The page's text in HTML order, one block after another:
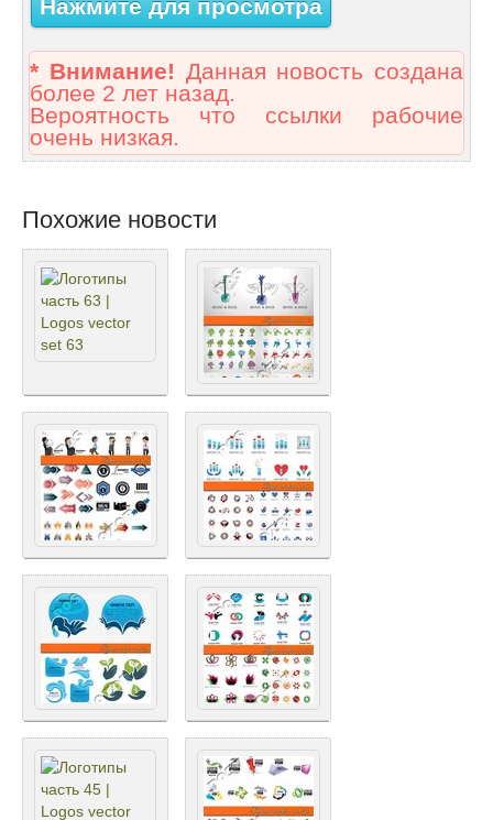
Нажмите для просмотра
* Внимание! Данная новость создана
более 2 лет назад.
Вероятность что ссылки рабочие
очень низкая.
Похожие новости